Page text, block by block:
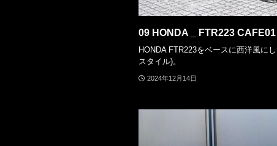
09 HONDA _ FTR223 CAFE01
HONDA FTR223をベースに西洋風に
スタイル)。
2024年12月14日